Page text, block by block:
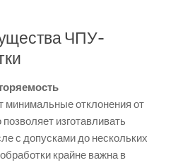
ЧПУ-
отклонения от
изготавливать
с допусками до нескольких
крайне важна в